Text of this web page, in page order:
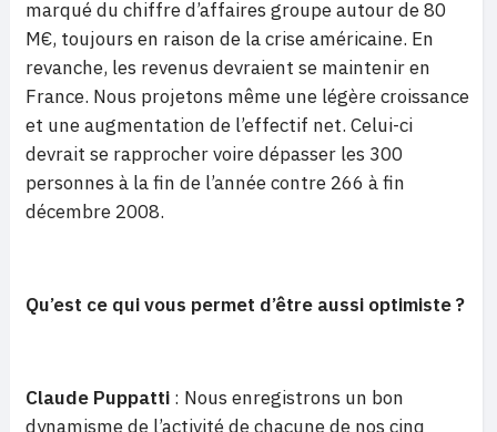
marqué du chiffre d’affaires groupe autour de 80
M€, toujours en raison de la crise américaine. En
revanche, les revenus devraient se maintenir en
France. Nous projetons même une légère croissance
et une augmentation de l’effectif net. Celui-ci
devrait se rapprocher voire dépasser les 300
personnes à la fin de l’année contre 266 à fin
décembre 2008.
Qu’est ce qui vous permet d’être aussi optimiste ?
Claude Puppatti : Nous enregistrons un bon
dynamisme de l’activité de chacune de nos cinq